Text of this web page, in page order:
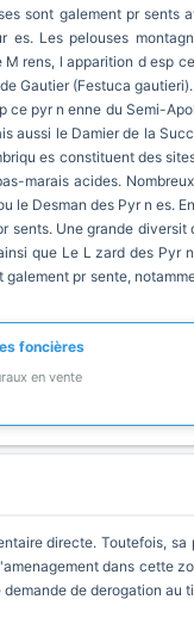
sont galement pr sents
Les pelouses
rens, l apparition d esp
Gautier (Festuca
pyr n enne du Semi-
aussi le Damier de la
es constituent des
marais acides.
le Desman des Pyr n es.
Une grande
que Le L zard des Pyr
pr sente,
foncières
en vente
directe. Toutefois,
dans cette
de derogation au